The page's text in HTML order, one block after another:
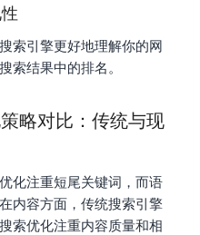
索引擎更好地理解你的网
索结果中的排名。
略对比：传统与现
化注重短尾关键词，而语
内容方面，传统搜索引擎
索优化注重内容质量和相